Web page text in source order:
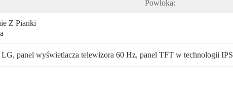
Powłoka:
Z Pianki
LG, panel wyświetlacza telewizora 60 Hz, panel TFT w technologii IPS